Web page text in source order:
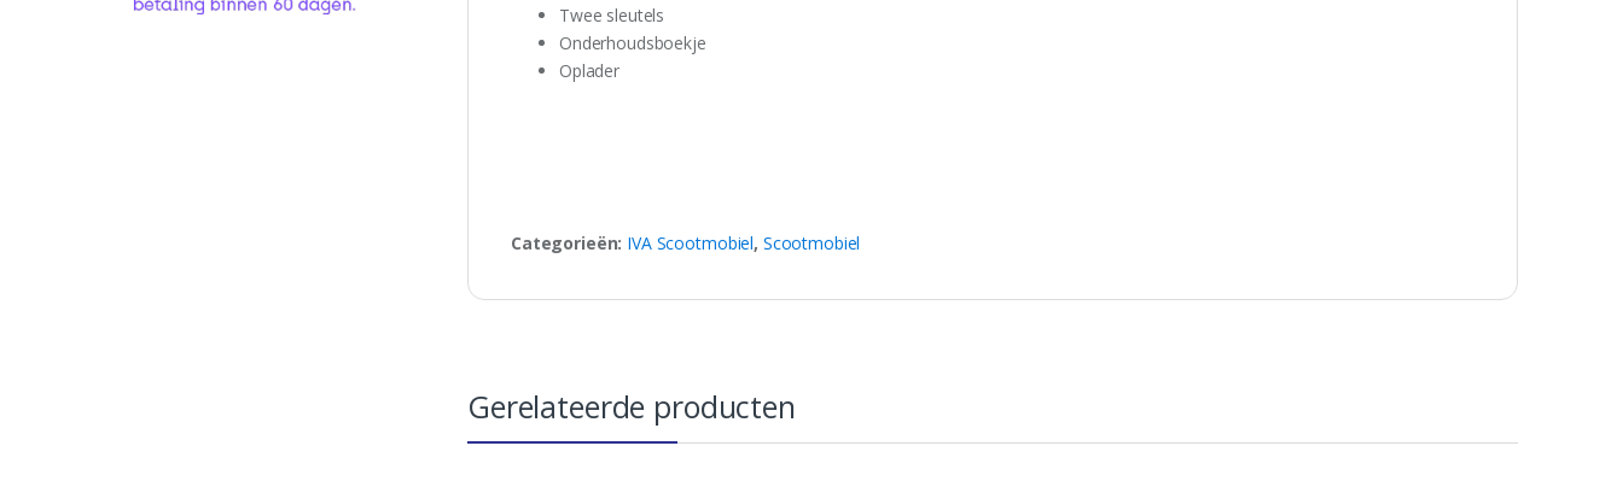
Twee sleutels
Onderhoudsboekje
Oplader
Categorieën: IVA Scootmobiel, Scootmobiel
Gerelateerde producten